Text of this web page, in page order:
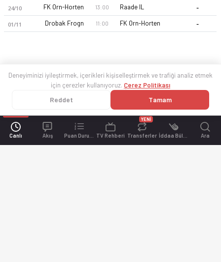
Canlı Akış TV Rehberi Transferler
YENİ
Ara
24/10 FK Orn-Horten 13:00 Raade IL -
01/11 Drobak Frogn 11:00 FK Orn-Horten -
Deneyiminizi iyileştirmek, içerikleri kişiselleştirmek ve trafiği analiz etmek
için çerezler kullanıyoruz. Çerez Politikası
Reddet Tamam